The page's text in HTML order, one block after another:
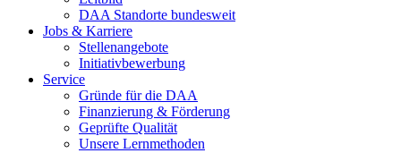
DAA Standorte bundesweit
Jobs & Karriere
Stellenangebote
Initiativbewerbung
Service
Gründe für die DAA
Finanzierung & Förderung
Geprüfte Qualität
Unsere Lernmethoden